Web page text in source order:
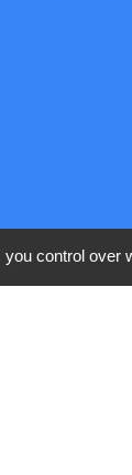
control over